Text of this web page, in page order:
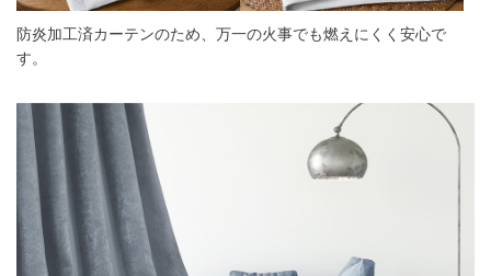
防炎加工済カーテンのため、万一の火事でも燃えにくく安心で
す。